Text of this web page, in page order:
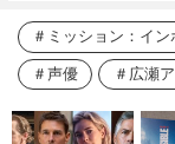
ミッション：イ
声優 広瀬